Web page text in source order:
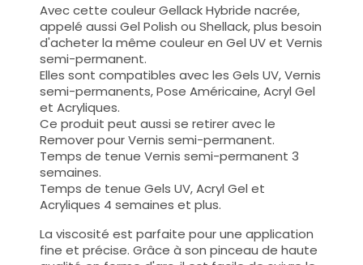
Avec cette couleur Gellack Hybride nacrée,
appelé aussi Gel Polish ou Shellack, plus besoin
d'acheter la même couleur en Gel UV et Vernis
semi-permanent.
Elles sont compatibles avec les Gels UV, Vernis
semi-permanents, Pose Américaine, Acryl Gel
et Acryliques.
Ce produit peut aussi se retirer avec le
Remover pour Vernis semi-permanent.
Temps de tenue Vernis semi-permanent 3
semaines.
Temps de tenue Gels UV, Acryl Gel et
Acryliques 4 semaines et plus.
La viscosité est parfaite pour une application
fine et précise. Grâce à son pinceau de haute